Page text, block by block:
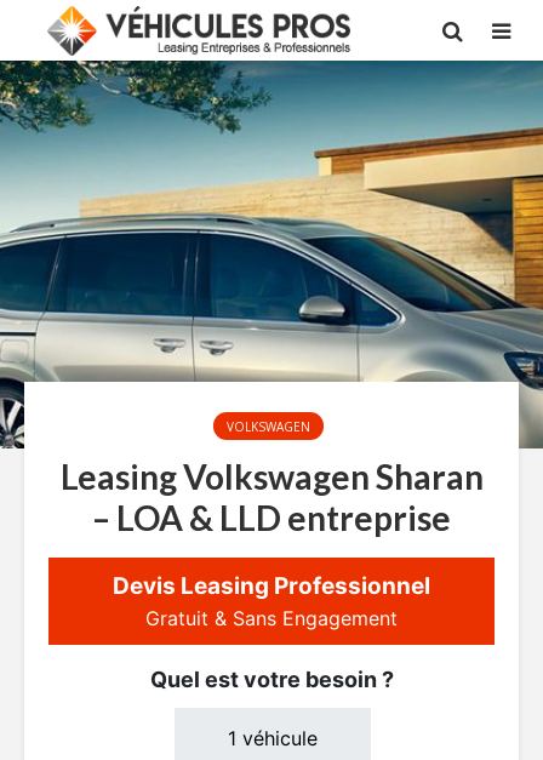
VOLKSWAGEN
Leasing Volkswagen Sharan
– LOA & LLD entreprise